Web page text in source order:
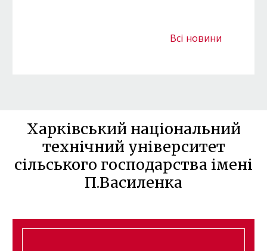
Всі новини
Харківський національний
технічний університет
сільського господарства імені
П.Василенка